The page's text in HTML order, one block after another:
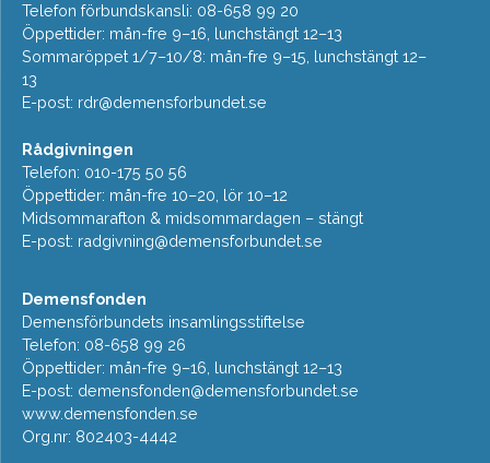
Telefon förbundskansli: 08-658 99 20
Öppettider: mån-fre 9–16, lunchstängt 12–13
Sommaröppet 1/7–10/8: mån-fre 9–15, lunchstängt 12–
13
E-post: rdr@demensforbundet.se
Rådgivningen
Telefon: 010-175 50 56
Öppettider: mån-fre 10–20, lör 10–12
Midsommarafton & midsommardagen – stängt
E-post: radgivning@demensforbundet.se
Demensfonden
Demensförbundets insamlingsstiftelse
Telefon: 08-658 99 26
Öppettider: mån-fre 9–16, lunchstängt 12–13
E-post: demensfonden@demensforbundet.se
www.demensfonden.se
Org.nr: 802403-4442